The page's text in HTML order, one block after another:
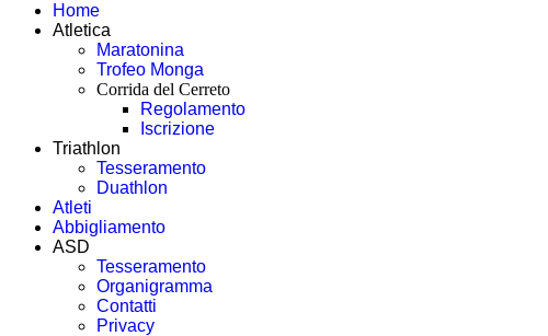
Home
Atletica
Maratonina
Trofeo Monga
Corrida del Cerreto
Regolamento
Iscrizione
Triathlon
Tesseramento
Duathlon
Atleti
Abbigliamento
ASD
Tesseramento
Organigramma
Contatti
Privacy